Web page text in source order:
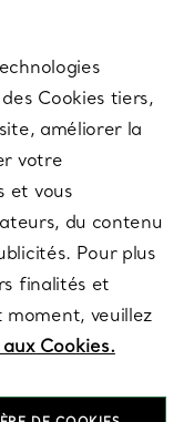
Cookies tiers,
améliorer la
votre
et vous
du contenu
Pour plus
finalités et
veuillez
Cookies.